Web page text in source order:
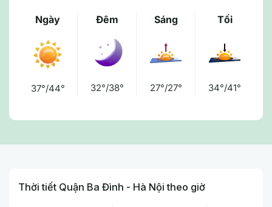
Ngày
37°/44°
Đêm
32°/38°
Sáng
27°/27°
Tối
34°/41°
Thời tiết Quận Ba Đình - Hà Nội theo giờ